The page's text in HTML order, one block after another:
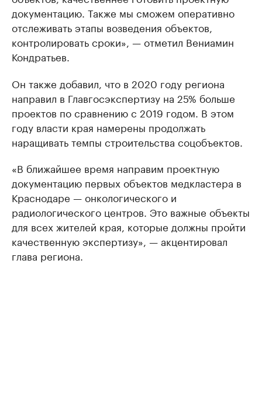
документацию. Также мы сможем оперативно
отслеживать этапы возведения объектов,
контролировать сроки», — отметил Вениамин
Кондратьев.
Он также добавил, что в 2020 году региона
направил в Главгосэкспертизу на 25% больше
проектов по сравнению с 2019 годом. В этом
году власти края намерены продолжать
наращивать темпы строительства соцобъектов.
«В ближайшее время направим проектную
документацию первых объектов медкластера в
Краснодаре — онкологического и
радиологического центров. Это важные объекты
для всех жителей края, которые должны пройти
качественную экспертизу», — акцентировал
глава региона.